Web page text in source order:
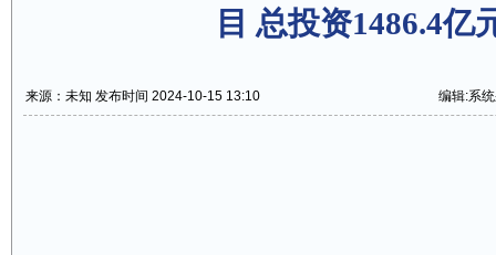
目 总投资1486.4亿
来源：未知 发布时间 2024-10-15 13:10 编辑:系